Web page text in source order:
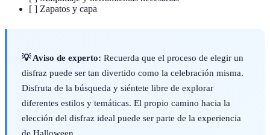
[ ] Zapatos y capa
💡 Aviso de experto: Recuerda que el proceso de elegir un
disfraz puede ser tan divertido como la celebración misma.
Disfruta de la búsqueda y siéntete libre de explorar
diferentes estilos y temáticas. El propio camino hacia la
elección del disfraz ideal puede ser parte de la experiencia